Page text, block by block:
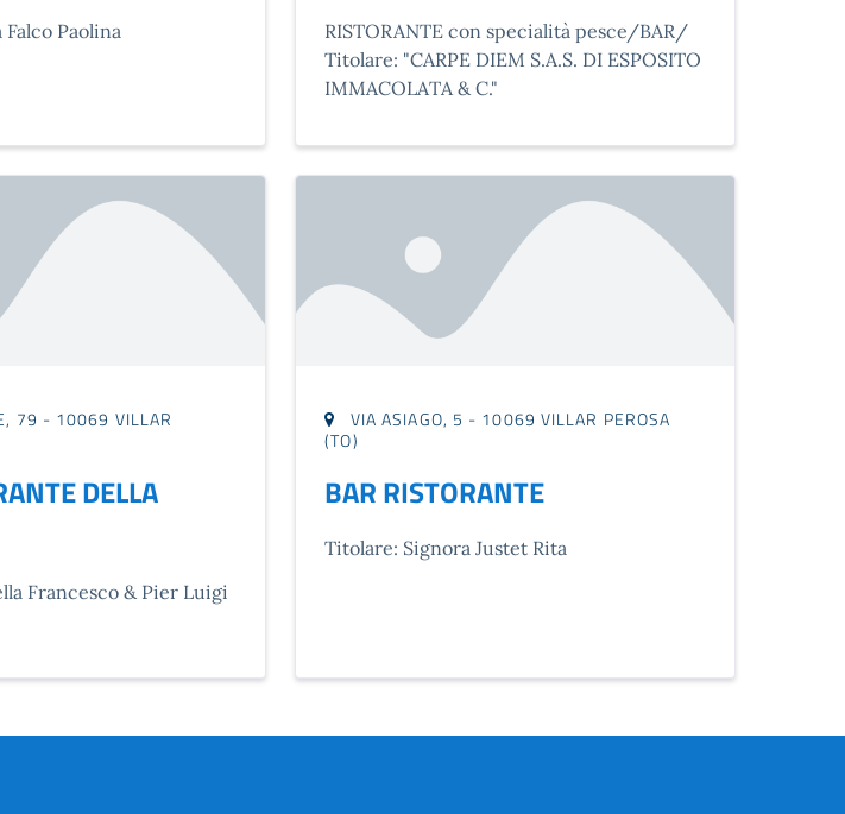
Paolina
RISTORANTE con specialità pesce/BAR/
Titolare: "CARPE DIEM S.A.S. DI ESPOSITO
IMMACOLATA & C."
79 - 10069 VILLAR
DELLA
Francesco & Pier Luigi
VIA ASIAGO, 5 - 10069 VILLAR PEROSA
(TO)
BAR RISTORANTE
Titolare: Signora Justet Rita